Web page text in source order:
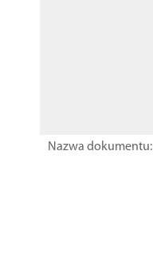
Nazwa dokumentu: